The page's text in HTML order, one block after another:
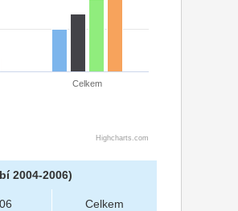
Celkem
Highcharts.com
2004-2006)
Celkem